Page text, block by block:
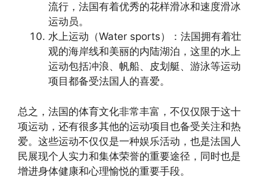
流行，法国有着优秀的花样滑冰和速度滑冰
运动员。
水上运动（Water sports）：法国拥有着壮
观的海岸线和美丽的内陆湖泊，这里的水上
运动包括冲浪、帆船、皮划艇、游泳等运动
项目都备受法国人的喜爱。
总之，法国的体育文化非常丰富，不仅仅限于这十
项运动，还有很多其他的运动项目也备受关注和热
爱。这些运动不仅仅是一种娱乐活动，也是法国人
民展现个人实力和集体荣誉的重要途径，同时也是
增进身体健康和心理愉悦的重要手段。